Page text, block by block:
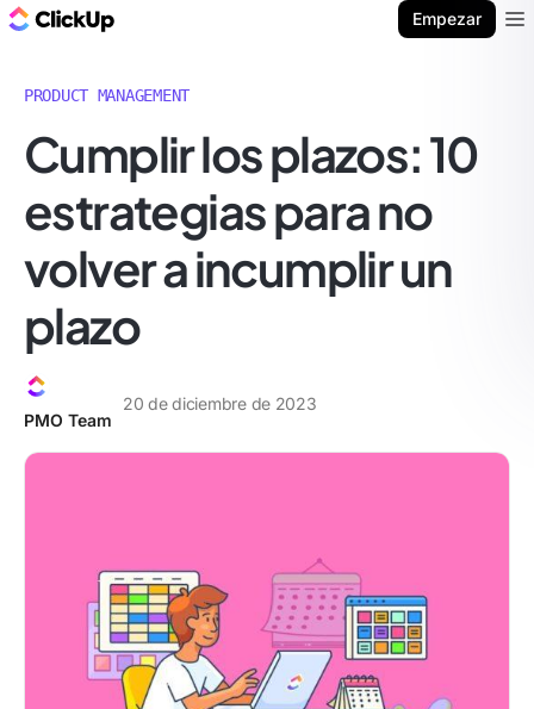
Empezar
PRODUCT MANAGEMENT
Cumplir los plazos: 10
estrategias para no
volver a incumplir un
plazo
PMO Team
20 de diciembre de 2023